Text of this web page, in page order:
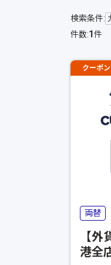
検索条件:
件数:1件
クーポン
両替
【
港全